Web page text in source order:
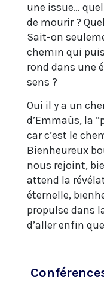
une issue…
de mourir ?
Sait-on
chemin qui
rond dans une
sens ?
Oui il y a un
d’Emmaüs, la
car c’est le
Bienheureux
nous rejoint,
attend la
éternelle,
propulse dans
d’aller enfin